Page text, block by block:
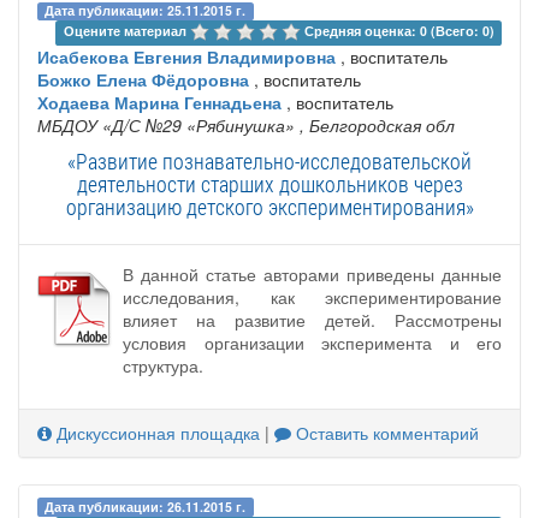
Дата публикации: 25.11.2015 г.
Оцените материал
Средняя оценка: 0 (Всего: 0)
Исабекова Евгения Владимировна , воспитатель
Божко Елена Фёдоровна , воспитатель
Ходаева Марина Геннадьена , воспитатель
МБДОУ «Д/С №29 «Рябинушка» , Белгородская обл
«Развитие познавательно-исследовательской
деятельности старших дошкольников через
организацию детского экспериментирования»
В данной статье авторами приведены данные
исследования, как экспериментирование
влияет на развитие детей. Рассмотрены
условия организации эксперимента и его
структура.
Дискуссионная площадка | Оставить комментарий
Дата публикации: 26.11.2015 г.